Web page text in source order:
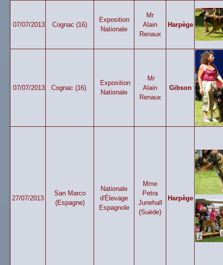
07/07/2013 Cognac (16)
Exposition
Nationale
Mr
Alain
Renaux
Harpège
07/07/2013 Cognac (16)
Exposition
Nationale
Mr
Alain
Renaux
Gibson
27/07/2013
San Marco
(Espagne)
Nationale
d'Élevage
Espagnole
Mme
Petra
Junehall
(Suède)
Harpège